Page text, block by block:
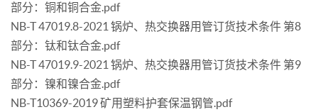
部分：铜和铜合金.pdf
NB-T 47019.8-2021 锅炉、热交换器用管订货技术条件 第8
部分：钛和钛合金.pdf
NB-T 47019.9-2021 锅炉、热交换器用管订货技术条件 第9
部分：镍和镍合金.pdf
NB-T10369-2019 矿用塑料护套保温钢管.pdf